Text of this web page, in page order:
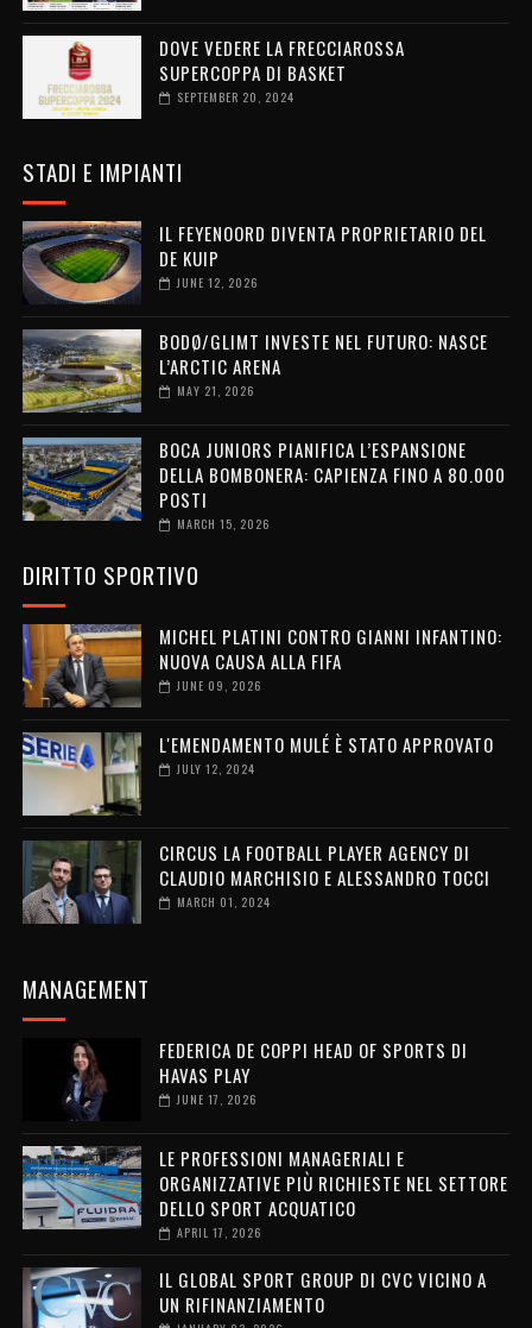
DOVE VEDERE LA FRECCIAROSSA
SUPERCOPPA DI BASKET
SEPTEMBER 20, 2024
STADI E IMPIANTI
IL FEYENOORD DIVENTA PROPRIETARIO DEL
DE KUIP
JUNE 12, 2026
BODØ/GLIMT INVESTE NEL FUTURO: NASCE
L’ARCTIC ARENA
MAY 21, 2026
BOCA JUNIORS PIANIFICA L’ESPANSIONE
DELLA BOMBONERA: CAPIENZA FINO A 80.000
POSTI
MARCH 15, 2026
DIRITTO SPORTIVO
MICHEL PLATINI CONTRO GIANNI INFANTINO:
NUOVA CAUSA ALLA FIFA
JUNE 09, 2026
L'EMENDAMENTO MULÉ È STATO APPROVATO
JULY 12, 2024
CIRCUS LA FOOTBALL PLAYER AGENCY DI
CLAUDIO MARCHISIO E ALESSANDRO TOCCI
MARCH 01, 2024
MANAGEMENT
FEDERICA DE COPPI HEAD OF SPORTS DI
HAVAS PLAY
JUNE 17, 2026
LE PROFESSIONI MANAGERIALI E
ORGANIZZATIVE PIÙ RICHIESTE NEL SETTORE
DELLO SPORT ACQUATICO
APRIL 17, 2026
IL GLOBAL SPORT GROUP DI CVC VICINO A
UN RIFINANZIAMENTO